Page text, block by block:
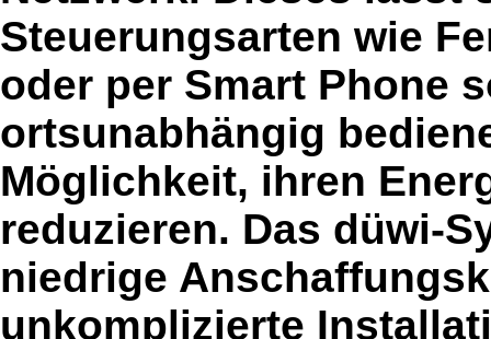
Steuerungsarten wie
oder per Smart Phone
ortsunabhängig
Möglichkeit, ihren
reduzieren. Das düwi-
niedrige
unkomplizierte